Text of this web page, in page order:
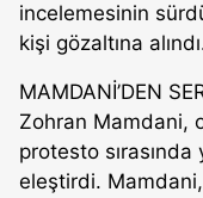
incelemesinin
kişi gözaltına
MAMDANİ’DEN
Zohran Mamdani,
protesto
eleştirdi.